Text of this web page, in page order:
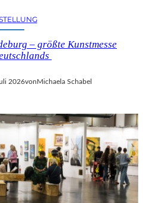
– größte Kunstmesse
2026vonMichaela Schabel